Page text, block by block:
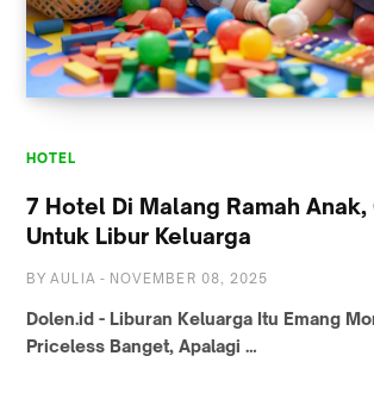
HOTEL
7 Hotel Di Malang Ramah
Untuk Libur Keluarga
BY AULIA - NOVEMBER 08, 2025
Dolen.id - Liburan Keluarga Itu Emang
Priceless Banget, Apalagi …